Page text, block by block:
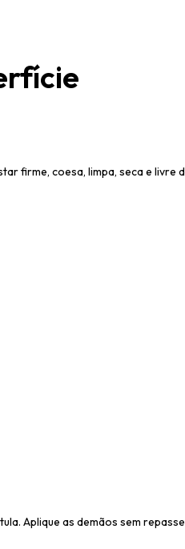
firme, coesa, limpa, seca e livre
Aplique as demãos sem